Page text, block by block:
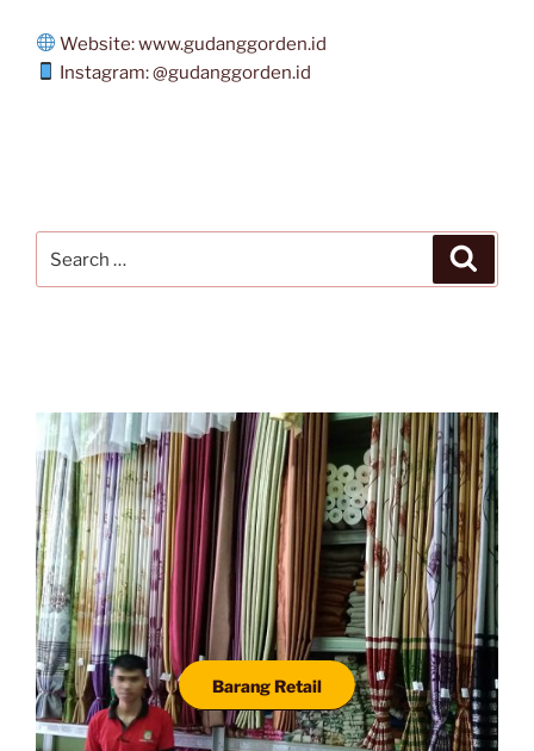
Website: www.gudanggorden.id
Instagram: @gudanggorden.id
for:
Barang Retail